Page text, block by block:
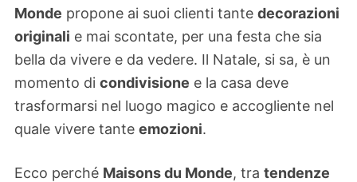
Monde propone ai suoi clienti tante decorazioni
originali e mai scontate, per una festa che sia
bella da vivere e da vedere. Il Natale, si sa, è un
momento di condivisione e la casa deve
trasformarsi nel luogo magico e accogliente nel
quale vivere tante emozioni.
Ecco perché Maisons du Monde, tra tendenze